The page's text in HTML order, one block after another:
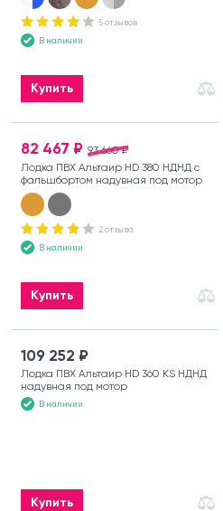
5 отзывов
В наличии
Купить
93 660 ₽
82 467 ₽
Лодка ПВХ Альтаир HD 380 НДНД с
фальшбортом надувная под мотор
2 отзыва
В наличии
Купить
109 252 ₽
Лодка ПВХ Альтаир HD 360 KS НДНД
надувная под мотор
В наличии
Купить